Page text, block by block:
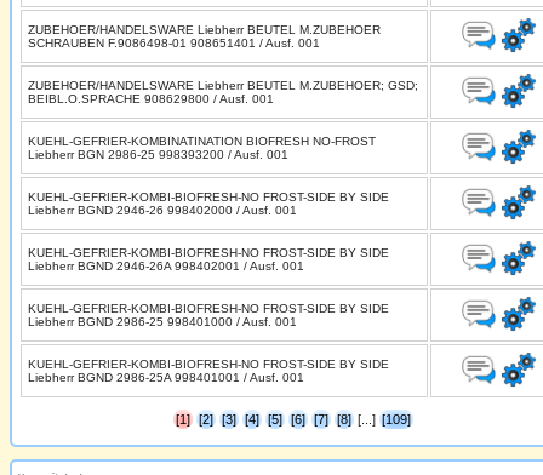
ZUBEHOER/HANDELSWARE Liebherr BEUTEL M.ZUBEHOER
SCHRAUBEN F.9086498-01 908651401 / Ausf. 001
ZUBEHOER/HANDELSWARE Liebherr BEUTEL M.ZUBEHOER; GSD;
BEIBL.O.SPRACHE 908629800 / Ausf. 001
KUEHL-GEFRIER-KOMBINATINATION BIOFRESH NO-FROST
Liebherr BGN 2986-25 998393200 / Ausf. 001
KUEHL-GEFRIER-KOMBI-BIOFRESH-NO FROST-SIDE BY SIDE
Liebherr BGND 2946-26 998402000 / Ausf. 001
KUEHL-GEFRIER-KOMBI-BIOFRESH-NO FROST-SIDE BY SIDE
Liebherr BGND 2946-26A 998402001 / Ausf. 001
KUEHL-GEFRIER-KOMBI-BIOFRESH-NO FROST-SIDE BY SIDE
Liebherr BGND 2986-25 998401000 / Ausf. 001
KUEHL-GEFRIER-KOMBI-BIOFRESH-NO FROST-SIDE BY SIDE
Liebherr BGND 2986-25A 998401001 / Ausf. 001
[1] [2] [3] [4] [5] [6] [7] [8] [...] [109]